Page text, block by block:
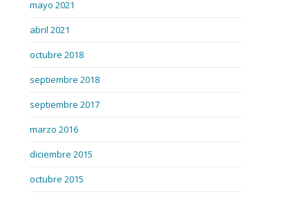
mayo 2021
abril 2021
octubre 2018
septiembre 2018
septiembre 2017
marzo 2016
diciembre 2015
octubre 2015